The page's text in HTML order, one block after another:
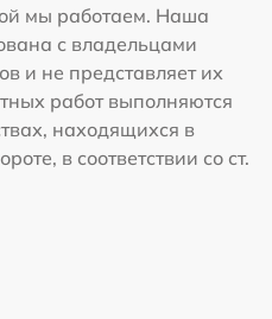
мы работаем. Наша
с владельцами
и не представляет их
работ выполняются
находящихся в
в соответствии со ст.